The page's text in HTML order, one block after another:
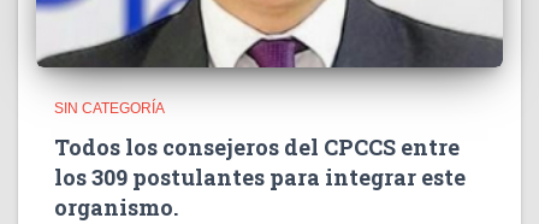
SIN CATEGORÍA
Todos los consejeros del CPCCS entre
los 309 postulantes para integrar este
organismo.